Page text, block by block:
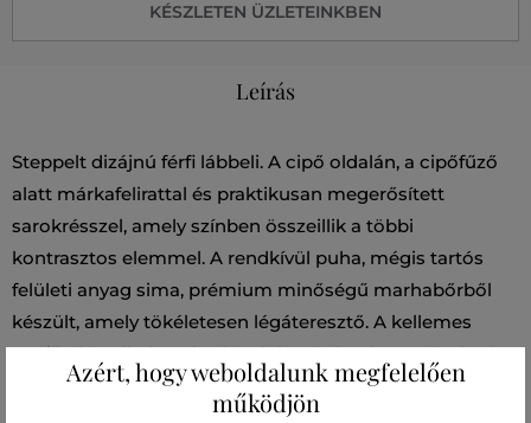
KÉSZLETEN ÜZLETEINKBEN
Leírás
Steppelt dizájnú férfi lábbeli. A cipő oldalán, a cipőfűző
alatt márkafelirattal és praktikusan megerősített
sarokrésszel, amely színben összeillik a többi
kontrasztos elemmel. A rendkívül puha, mégis tartós
felületi anyag sima, prémium minőségű marhabőrből
készült, amely tökéletesen légáteresztő. A kellemes
textilbélés, alkalmazkodó talpbetét és a könnyű talprész
kényelmes érzést garantál viselés során. A szabadidős
stílus elengedhetetlen kiegészítőjévé válik.
Azért, hogy weboldalunk megfelelően
működjön